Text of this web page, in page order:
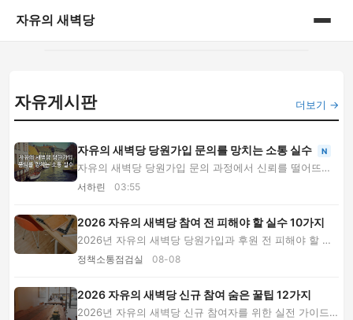
자유의 새벽당
게시판
자유게시판
자유의 새벽당 당원가입 문의를 망치는 소통 실수 N
자유의 새벽당 당원가입 문의 과정에서 신뢰를 떨어뜨리
는 정보 단정, 출처 없는 공유, 개인정보 요구와...
서하린 03:55
2026 자유의 새벽당 참여 전 피해야 할 실수 10가지
2026년 자유의 새벽당 당원가입과 후원 전 피해야 할 실
수 10가지를 소개합니다. 공식 정보 확인, 정치 ...
정책소통점검실 08-08
2026 자유의 새벽당 신규 참여 숨은 꿀팁 12가지
2026년 자유의 새벽당 신규 참여자를 위한 실전 가이드
더보기 →